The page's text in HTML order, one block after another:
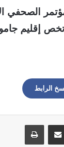
الصحفي
إقليم
الرابط
مشاركة عبر البريد طباعة